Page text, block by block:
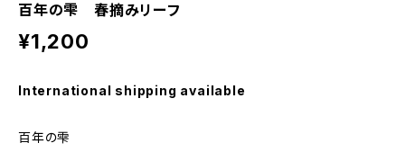
百年の雫 春摘みリーフ
¥1,200
International shipping available
百年の雫